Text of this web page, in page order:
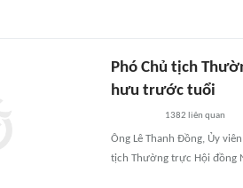
Phó Chủ tịch
hưu trước tuổi
1382 liên quan
Ông Lê Thanh Đồng, Ủy
tịch Thường trực Hội đồng